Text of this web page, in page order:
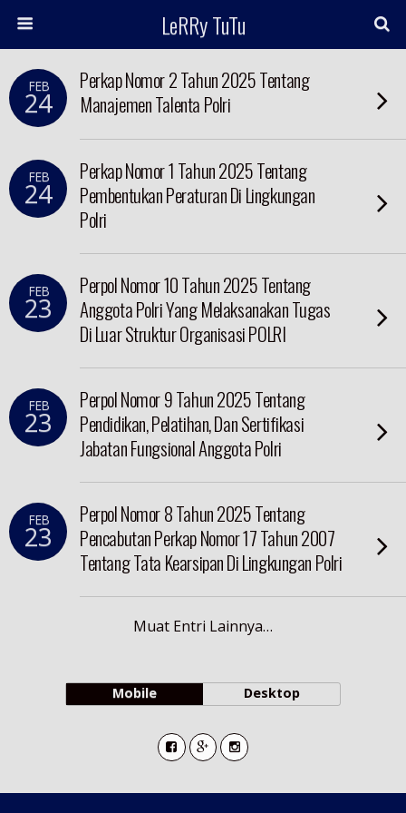
LeRRy TuTu
FEB
24
Perkap Nomor 2 Tahun 2025 Tentang
Manajemen Talenta Polri
FEB
24
Perkap Nomor 1 Tahun 2025 Tentang
Pembentukan Peraturan Di Lingkungan
Polri
FEB
23
Perpol Nomor 10 Tahun 2025 Tentang
Anggota Polri Yang Melaksanakan Tugas
Di Luar Struktur Organisasi POLRI
FEB
23
Perpol Nomor 9 Tahun 2025 Tentang
Pendidikan, Pelatihan, Dan Sertifikasi
Jabatan Fungsional Anggota Polri
FEB
23
Perpol Nomor 8 Tahun 2025 Tentang
Pencabutan Perkap Nomor 17 Tahun 2007
Tentang Tata Kearsipan Di Lingkungan Polri
Muat Entri Lainnya…
Mobile Desktop